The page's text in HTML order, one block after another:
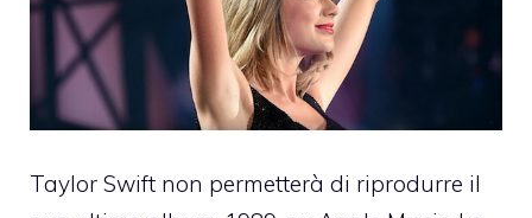
Taylor Swift non permetterà di riprodurre il